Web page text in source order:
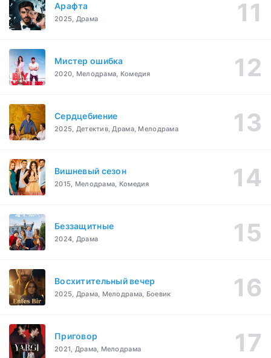
Арафта
2025, Драма
Мистер ошибка
2020, Мелодрама, Комедия
Сердцебиение
2025, Детектив, Драма, Мелодрама
Вишневый сезон
2015, Мелодрама, Комедия
Беззащитные
2024, Драма
Восхитительный вечер
2025, Драма, Мелодрама, Боевик
Приговор
2021, Драма, Мелодрама